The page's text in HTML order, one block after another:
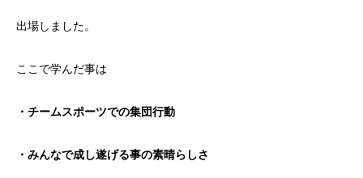
出場しました。
ここで学んだ事は
・チームスポーツでの集団行動
・みんなで成し遂げる事の素晴らしさ